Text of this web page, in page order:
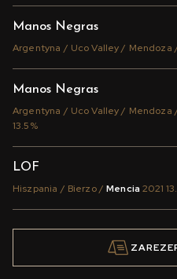
Manos Negras
Argentyna / Uco Valley /
Manos Negras
Argentyna / Uco Valley /
13.5%
LOF
Hiszpania / Bierzo /Mencia 2021
Cycles Gladiator
USA / California / Wine Hooligans /
2022 14.5%